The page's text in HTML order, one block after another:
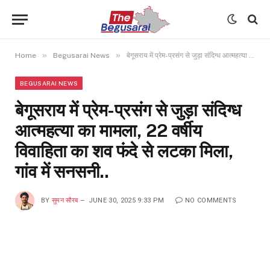
Home » Begusarai News » बेगूसराय में प्रेम-प्रसंग से जुड़ा संदिग्ध आत्महत्या का मामला, 22 वर्षीय विवाहिता का शव फंदे से लटका मिला, गांव में सनसनी..
BEGUSARAI NEWS
बेगूसराय में प्रेम-प्रसंग से जुड़ा संदिग्ध
आत्महत्या का मामला, 22 वर्षीय
विवाहिता का शव फंदे से लटका मिला,
गांव में सनसनी..
BY सुमन सौरब JUNE 30, 2025 9:33 PM NO COMMENTS